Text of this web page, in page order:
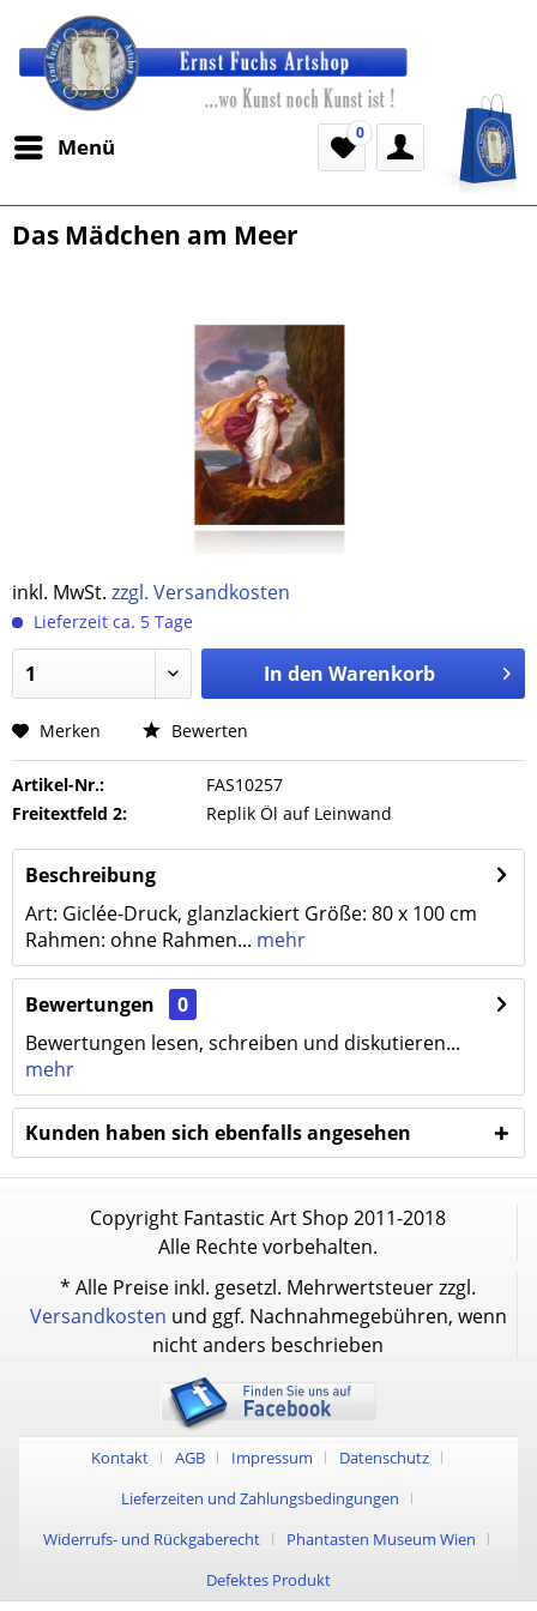
Menü
0
Das Mädchen am Meer
inkl. MwSt. zzgl. Versandkosten
Lieferzeit ca. 5 Tage
In den Warenkorb
Merken Bewerten
Artikel-Nr.:
FAS10257
Freitextfeld 2:
Replik Öl auf Leinwand
Beschreibung
Art: Giclée-Druck, glanzlackiert Größe: 80 x 100 cm
Rahmen: ohne Rahmen... mehr
Bewertungen
0
Bewertungen lesen, schreiben und diskutieren...
mehr
Kunden haben sich ebenfalls angesehen
Copyright Fantastic Art Shop 2011-2018
Alle Rechte vorbehalten.
* Alle Preise inkl. gesetzl. Mehrwertsteuer zzgl.
Versandkosten und ggf. Nachnahmegebühren, wenn
nicht anders beschrieben
Kontakt AGB Impressum
Datenschutz
Lieferzeiten und Zahlungsbedingungen
Widerrufs- und Rückgaberecht
Phantasten Museum Wien
Defektes Produkt